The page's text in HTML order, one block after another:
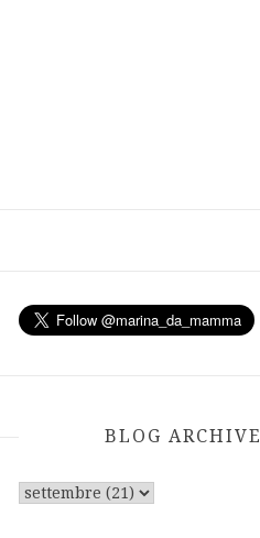
BLOG ARCHIVE